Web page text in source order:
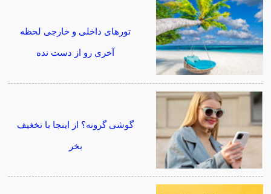
تورهای داخلی و خارجی لحظه
آخری رو از دست نده
گوشی گرونه؟ از اینجا با تخغیف
بخر